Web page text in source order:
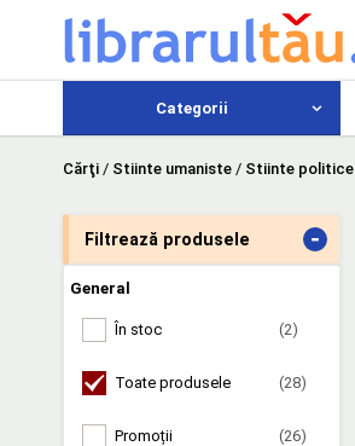
Categorii
Cărţi / Stiinte umaniste / Stiinte politice
Filtrează produsele -
General
În stoc (2)
Toate produsele (28)
Promoții (26)